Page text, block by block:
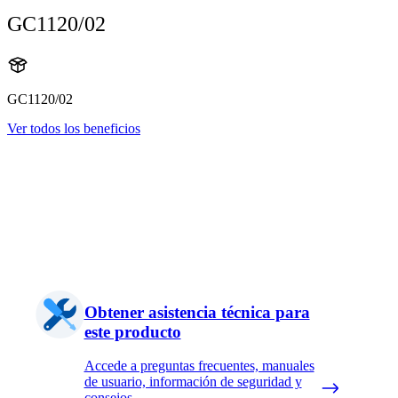
GC1120/02
GC1120/02
Ver todos los beneficios
Obtener asistencia técnica para
este producto
Accede a preguntas frecuentes, manuales
de usuario, información de seguridad y